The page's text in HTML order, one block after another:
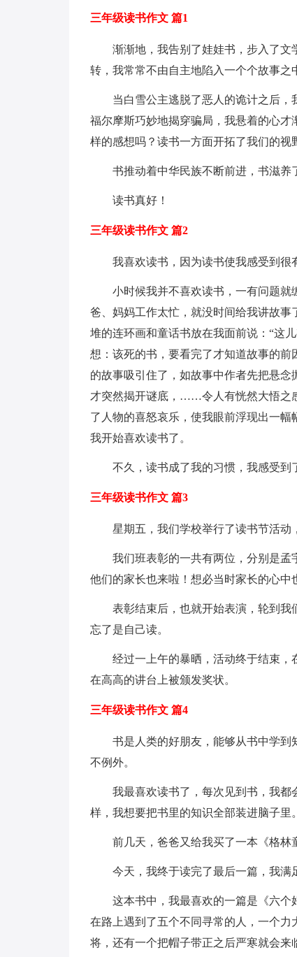
三年级读书作文 篇1
渐渐地，我告别了娃娃书，步入了
转，我常常不由自主地陷入一个个故事之
当白雪公主逃脱了恶人的诡计之后
福尔摩斯巧妙地揭穿骗局，我悬着的心
样的感想吗？读书一方面开拓了我们的视
书推动着中华民族不断前进，书滋养
读书真好！
三年级读书作文 篇2
我喜欢读书，因为读书使我感受到很
小时候我并不喜欢读书，一有问题
爸、妈妈工作太忙，就没时间给我讲故
堆的连环画和童话书放在我面前说：“这
想：该死的书，要看完了才知道故事的
的故事吸引住了，如故事中作者先把悬
才突然揭开谜底，……令人有恍然大悟之
了人物的喜怒哀乐，使我眼前浮现出一
我开始喜欢读书了。
不久，读书成了我的习惯，我感受到
三年级读书作文 篇3
星期五，我们学校举行了读书节活动
我们班表彰的一共有两位，分别是孟
他们的家长也来啦！想必当时家长的心中
表彰结束后，也就开始表演，轮到
忘了是自己读。
经过一上午的暴晒，活动终于结束
在高高的讲台上被颁发奖状。
三年级读书作文 篇4
书是人类的好朋友，能够从书中学
不例外。
我最喜欢读书了，每次见到书，我
样，我想要把书里的知识全部装进脑子里。
前几天，爸爸又给我买了一本《格林
今天，我终于读完了最后一篇，我满
这本书中，我最喜欢的一篇是《六个
在路上遇到了五个不同寻常的人，一个
将，还有一个把帽子带正之后严寒就会